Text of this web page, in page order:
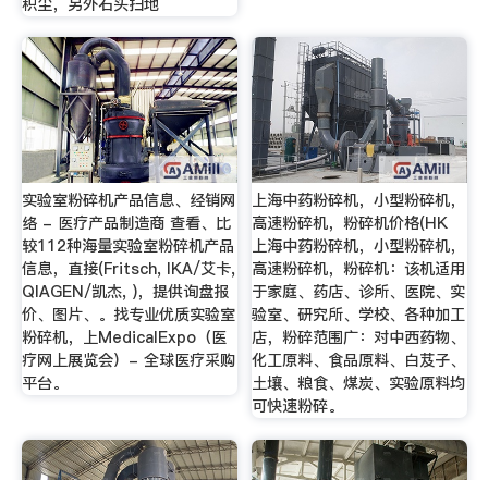
实验室粉碎机产品信息、经销网
络 - 医疗产品制造商 查看、比
较112种海量实验室粉碎机产品
信息，直接(Fritsch, IKA/艾卡,
QIAGEN/凯杰, )，提供询盘报
价、图片、。找专业优质实验室
粉碎机，上MedicalExpo（医
疗网上展览会）- 全球医疗采购
平台。
上海中药粉碎机，小型粉碎机，
高速粉碎机，粉碎机价格(HK
上海中药粉碎机，小型粉碎机，
高速粉碎机，粉碎机：该机适用
于家庭、药店、诊所、医院、实
验室、研究所、学校、各种加工
店，粉碎范围广：对中西药物、
化工原料、食品原料、白芨子、
土壤、粮食、煤炭、实验原料均
可快速粉碎。